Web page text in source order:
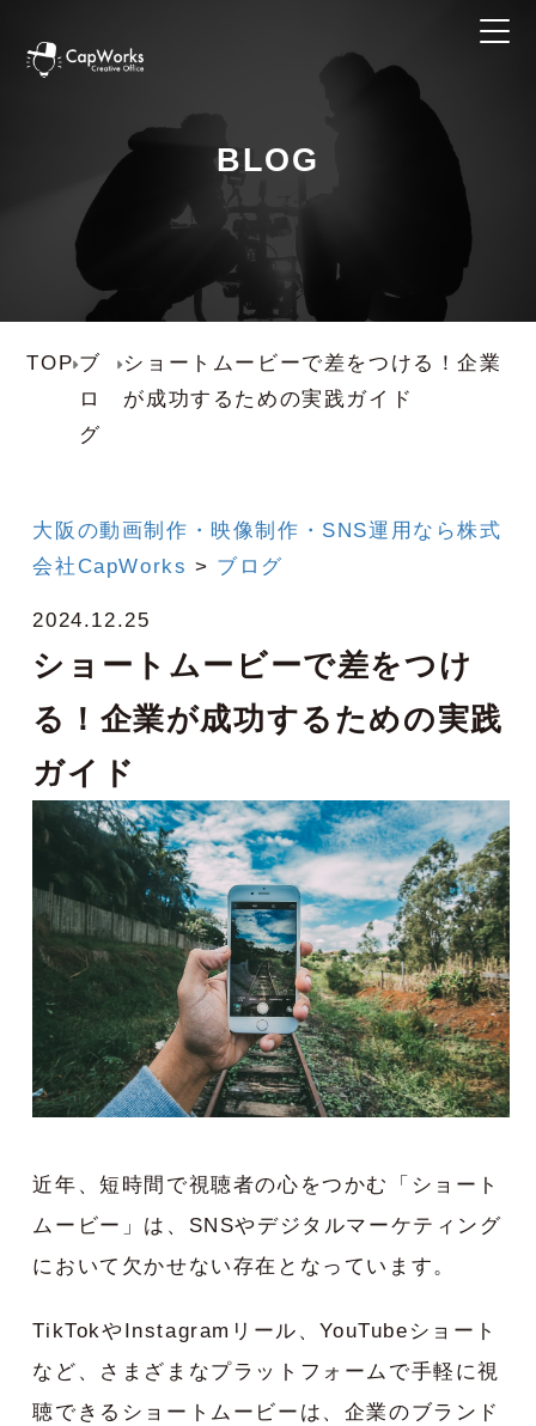
BLOG
TOP ブ
ロ
グ
ショートムービーで差をつける！企業
が成功するための実践ガイド
大阪の動画制作・映像制作・SNS運用なら株式
会社CapWorks > ブログ
2024.12.25
ショートムービーで差をつけ
る！企業が成功するための実践
ガイド
近年、短時間で視聴者の心をつかむ「ショート
ムービー」は、SNSやデジタルマーケティング
において欠かせない存在となっています。
TikTokやInstagramリール、YouTubeショート
など、さまざまなプラットフォームで手軽に視
聴できるショートムービーは、企業のブランド